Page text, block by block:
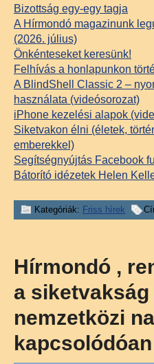
Bizottság egy-egy tagja
A Hírmondó magazinunk
(2026. július)
Önkénteseket keresünk!
Felhívás a honlapunkon
A BlindShell Classic 2 –
használata (videósorozat)
iPhone kezelési alapok
Siketvakon élni (életek,
emberekkel)
Segítségnyújtás Facebook
Bátorító idézetek Helen
Kategóriák: Friss hírek
Hírmondó ,
a siketvakság
nemzetközi
kapcsolódóan